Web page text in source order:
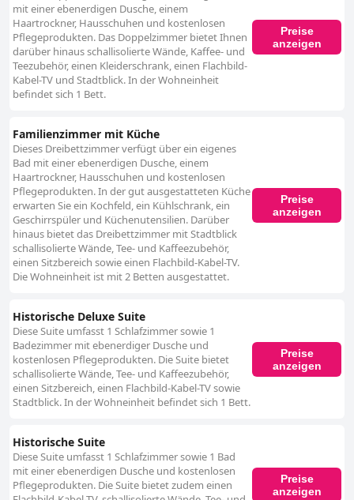
mit einer ebenerdigen Dusche, einem
Haartrockner, Hausschuhen und kostenlosen
Pflegeprodukten. Das Doppelzimmer bietet Ihnen
darüber hinaus schallisolierte Wände, Kaffee- und
Teezubehör, einen Kleiderschrank, einen Flachbild-
Kabel-TV und Stadtblick. In der Wohneinheit
befindet sich 1 Bett.
Preise
anzeigen
Familienzimmer mit Küche
Dieses Dreibettzimmer verfügt über ein eigenes
Bad mit einer ebenerdigen Dusche, einem
Haartrockner, Hausschuhen und kostenlosen
Pflegeprodukten. In der gut ausgestatteten Küche
erwarten Sie ein Kochfeld, ein Kühlschrank, ein
Geschirrspüler und Küchenutensilien. Darüber
hinaus bietet das Dreibettzimmer mit Stadtblick
schallisolierte Wände, Tee- und Kaffeezubehör,
einen Sitzbereich sowie einen Flachbild-Kabel-TV.
Die Wohneinheit ist mit 2 Betten ausgestattet.
Preise
anzeigen
Historische Deluxe Suite
Diese Suite umfasst 1 Schlafzimmer sowie 1
Badezimmer mit ebenerdiger Dusche und
kostenlosen Pflegeprodukten. Die Suite bietet
schallisolierte Wände, Tee- und Kaffeezubehör,
einen Sitzbereich, einen Flachbild-Kabel-TV sowie
Stadtblick. In der Wohneinheit befindet sich 1 Bett.
Preise
anzeigen
Historische Suite
Diese Suite umfasst 1 Schlafzimmer sowie 1 Bad
mit einer ebenerdigen Dusche und kostenlosen
Pflegeprodukten. Die Suite bietet zudem einen
Preise
anzeigen